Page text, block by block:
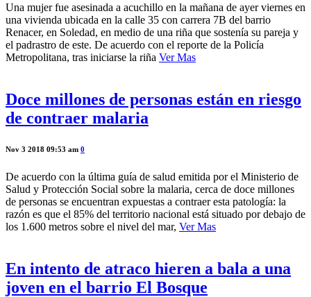
Una mujer fue asesinada a acuchillo en la mañana de ayer viernes en
una vivienda ubicada en la calle 35 con carrera 7B del barrio
Renacer, en Soledad, en medio de una riña que sostenía su pareja y
el padrastro de este. De acuerdo con el reporte de la Policía
Metropolitana, tras iniciarse la riña Ver Mas
Doce millones de personas están en riesgo
de contraer malaria
Nov 3 2018 09:53 am 0
De acuerdo con la última guía de salud emitida por el Ministerio de
Salud y Protección Social sobre la malaria, cerca de doce millones
de personas se encuentran expuestas a contraer esta patología: la
razón es que el 85% del territorio nacional está situado por debajo de
los 1.600 metros sobre el nivel del mar, Ver Mas
En intento de atraco hieren a bala a una
joven en el barrio El Bosque